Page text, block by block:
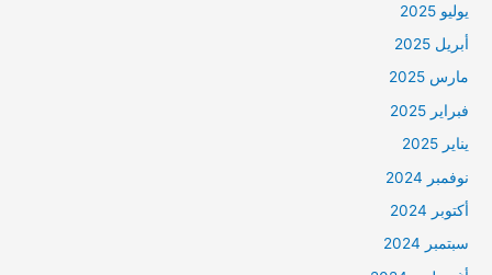
يوليو 2025
أبريل 2025
مارس 2025
فبراير 2025
يناير 2025
نوفمبر 2024
أكتوبر 2024
سبتمبر 2024